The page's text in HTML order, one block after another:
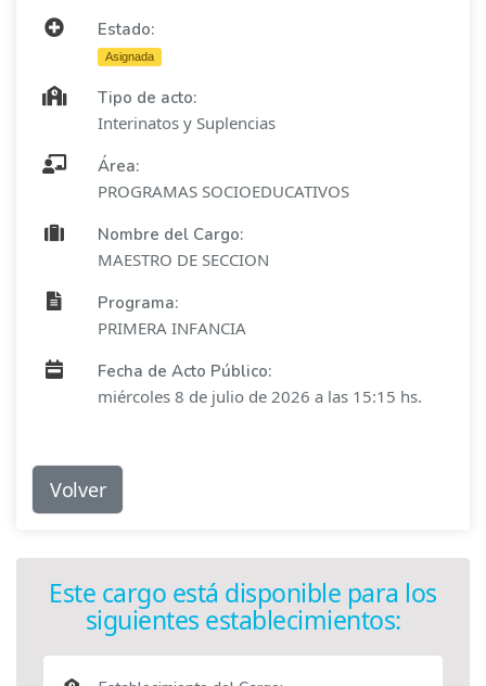
Estado:
Asignada
Tipo de acto:
Interinatos y Suplencias
Área:
PROGRAMAS SOCIOEDUCATIVOS
Nombre del Cargo:
MAESTRO DE SECCION
Programa:
PRIMERA INFANCIA
Fecha de Acto Público:
miércoles 8 de julio de 2026 a las 15:15 hs.
Volver
Este cargo está disponible para los
siguientes establecimientos: